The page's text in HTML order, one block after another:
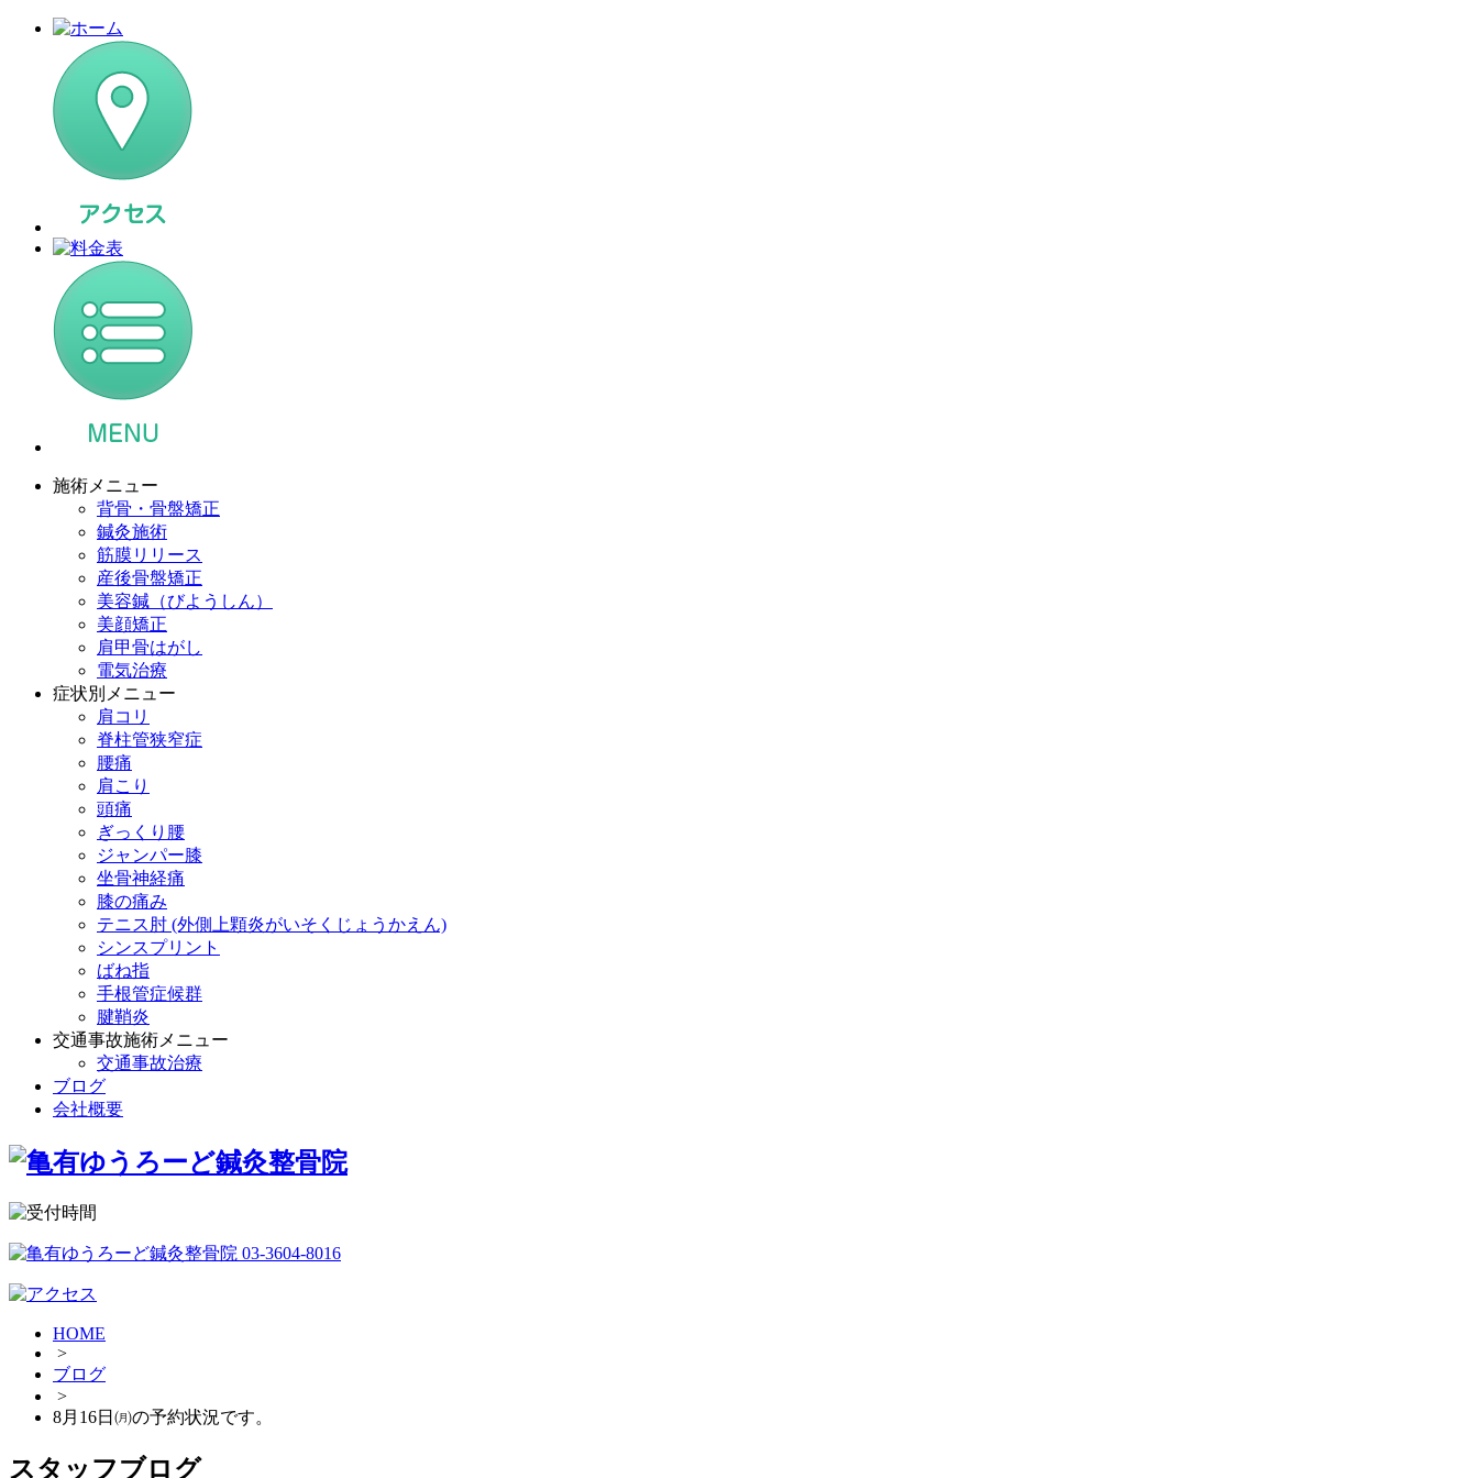
施術メニュー
背骨・骨盤矯正
鍼灸施術
筋膜リリース
産後骨盤矯正
美容鍼（びようしん）
美顔矯正
肩甲骨はがし
電気治療
症状別メニュー
肩コリ
脊柱管狭窄症
腰痛
肩こり
頭痛
ぎっくり腰
ジャンパー膝
坐骨神経痛
膝の痛み
テニス肘 (外側上顆炎がいそくじょうかえん)
シンスプリント
ばね指
手根管症候群
腱鞘炎
交通事故施術メニュー
交通事故治療
ブログ
会社概要
HOME
>
ブログ
>
8月16日㈪の予約状況です。
スタッフブログ